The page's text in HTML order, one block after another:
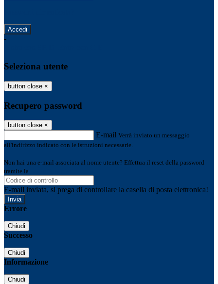
-
Seleziona utente
button close ×
Recupero password
button close ×
E-mail Verrà inviato un messaggio
all'indirizzo indicato con le istruzioni necessarie.
Non hai una e-mail associata al nome utente? Effettua il reset della password
tramite la
E-mail inviata, si prega di controllare la casella di posta elettronica!
Errore
Chiudi
Successo
Chiudi
Informazione
Chiudi